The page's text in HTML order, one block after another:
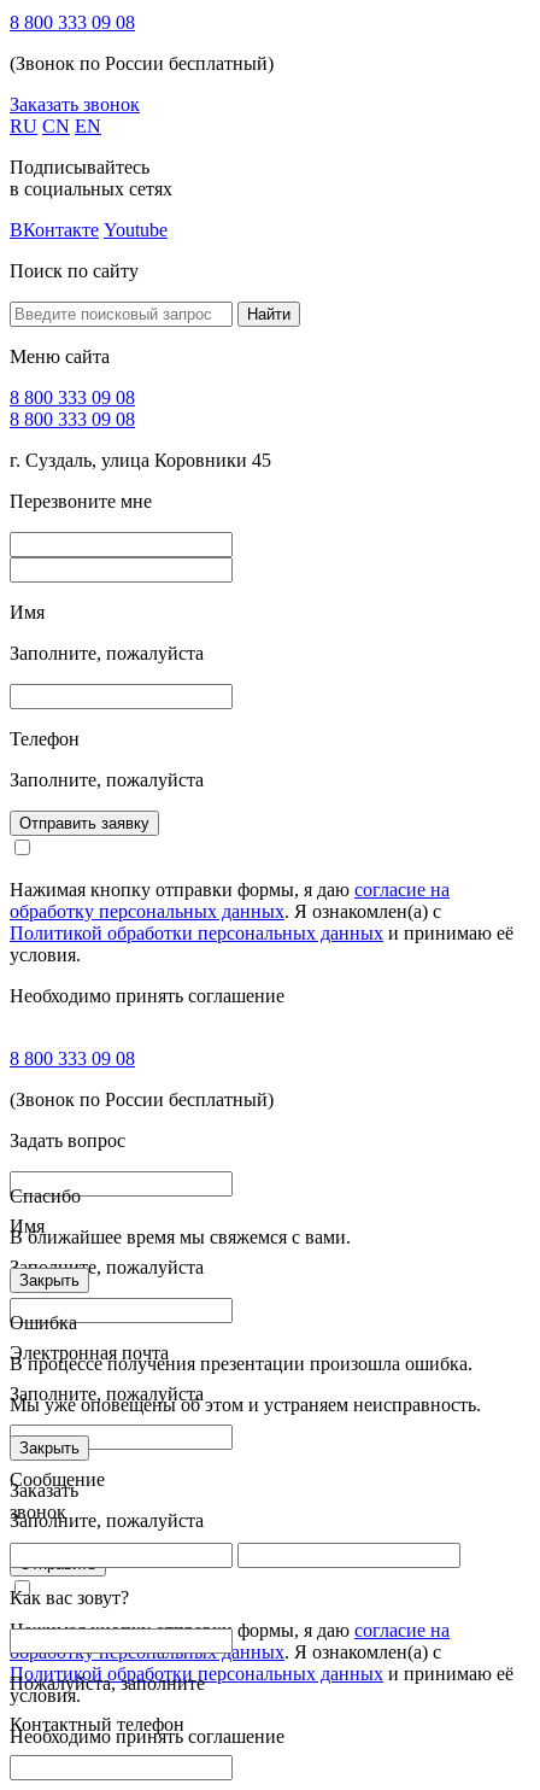
8 800 333 09 08
(Звонок по России бесплатный)
Заказать звонок
RU CN EN
Подписывайтесь
в социальных сетях
ВКонтакте Youtube
Поиск по сайту
Найти
Меню сайта
8 800 333 09 08
8 800 333 09 08
г. Суздаль, улица Коровники 45
Перезвоните мне
Имя
Заполните, пожалуйста
Телефон
Заполните, пожалуйста
Отправить заявку
Нажимая кнопку отправки формы, я даю согласие на
обработку персональных данных. Я ознакомлен(а) с
Политикой обработки персональных данных и принимаю её
условия.
Необходимо принять соглашение
8 800 333 09 08
(Звонок по России бесплатный)
Задать вопрос
Имя
Заполните, пожалуйста
Электронная почта
Заполните, пожалуйста
Сообщение
Заполните, пожалуйста
Отправить
Нажимая кнопку отправки формы, я даю согласие на
обработку персональных данных. Я ознакомлен(а) с
Политикой обработки персональных данных и принимаю её
условия.
Необходимо принять соглашение
Спасибо
В ближайшее время мы свяжемся с вами.
Закрыть
Ошибка
В процессе получения презентации произошла ошибка.
Мы уже оповещены об этом и устраняем неисправность.
Закрыть
Заказать
звонок
Как вас зовут?
Пожалуйста, заполните
Контактный телефон